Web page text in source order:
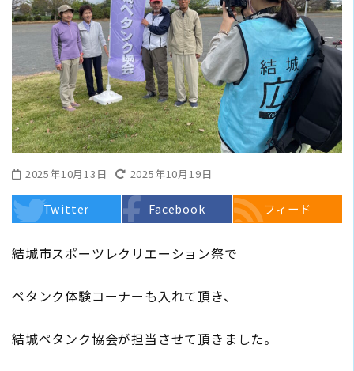
2025年10月13日 2025年10月19日
Twitter Facebook フィード
結城市スポーツレクリエーション祭で
ペタンク体験コーナーも入れて頂き、
結城ペタンク協会が担当させて頂きました。